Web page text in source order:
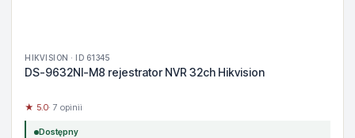
HIKVISION · ID 61345
DS-9632NI-M8 rejestrator NVR 32ch Hikvision
★ 5.0· 7 opinii
Dostępny